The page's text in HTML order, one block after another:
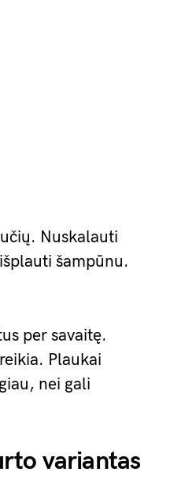
Nuskalauti
šampūnu.
per savaitę.
Plaukai
nei gali
variantas